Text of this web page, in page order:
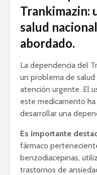
Trankimazin:
salud
abordado.
La dependencia del
un problema de
atención urgente. El
este medicamento
desarrollar una
Es importante
fármaco
benzodiacepinas,
trastornos de